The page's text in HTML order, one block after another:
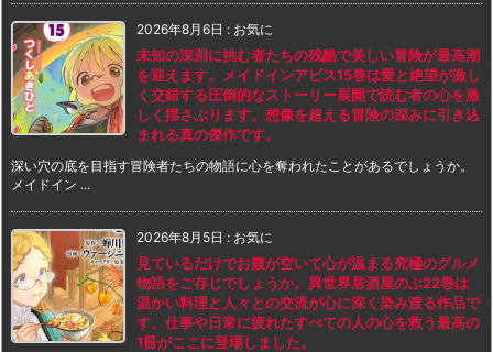
2026年8月6日 : お気に
未知の深淵に挑む者たちの残酷で美しい冒険が最高潮
を迎えます。メイドインアビス15巻は愛と絶望が激し
く交錯する圧倒的なストーリー展開で読む者の心を激
しく揺さぶります。想像を超える冒険の深みに引き込
まれる真の傑作です。
深い穴の底を目指す冒険者たちの物語に心を奪われたことがあるでしょうか。
メイドイン ...
2026年8月5日 : お気に
見ているだけでお腹が空いて心が温まる究極のグルメ
物語をご存じでしょうか。異世界居酒屋のぶ22巻は
温かい料理と人々との交流が心に深く染み渡る作品で
す。仕事や日常に疲れたすべての人の心を救う最高の
1冊がここに登場しました。